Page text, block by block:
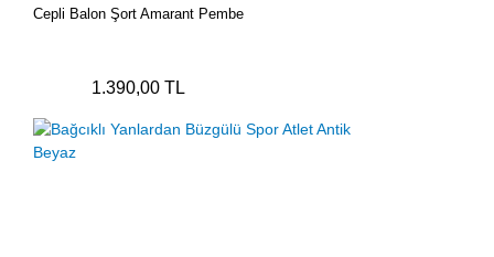
Cepli Balon Şort Amarant Pembe
1.390,00 TL